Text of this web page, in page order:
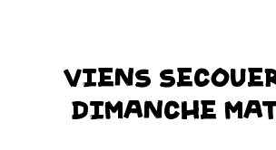
VIENS
DIMANCHE